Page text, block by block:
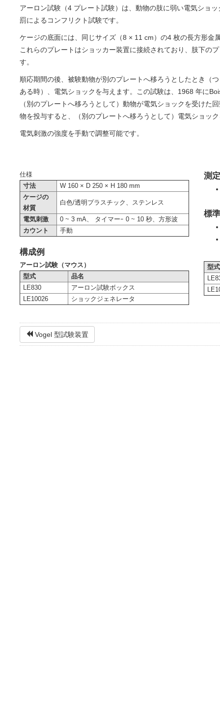
アーロン試験（4 プレート試験）は、動物の肢に弱い電気ショ
罰によるコンフリクト試験です。
ケージの底面には、同じサイズ（8 × 11 cm）の4 枚の長方形金
これらのプレートはショッカー装置に接続されており、肢下の
す。
順応期間の後、被験動物が別のプレートへ移ろうとしたとき（
ある時）、電気ショックを与えます。この試験は、1968 年に
（別のプレートへ移ろうとして）動物が電気ショックを受けた
物を投与すると、（別のプレートへ移ろうとして）電気ショッ
電気刺激の強度を手動で調整可能です。
仕様
寸法
W 160 × D 250 × H 180 mm
ケージの
材質
白色/透明プラスチック、ステンレス
電気刺激
0 ~ 3 mA、 タイマーｰ 0 ~ 10 秒、方形波
カウント
手動
構成例
アーロン試験（マウス）
型式
品名
LE830
アーロン試験ボックス
LE10026
ショックジェネレータ
測
標
型式
Vogel 型試験装置